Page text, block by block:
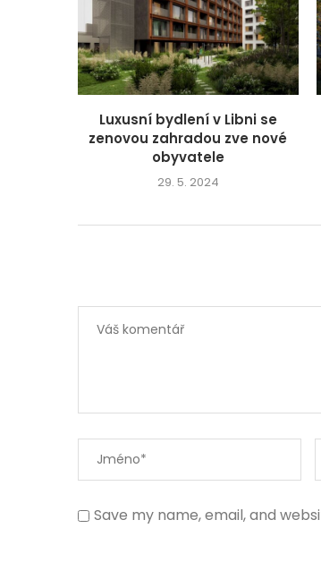
Luxusní bydlení v Libni se
zenovou zahradou zve nové
obyvatele
29. 5. 2024
Save my name, email, and